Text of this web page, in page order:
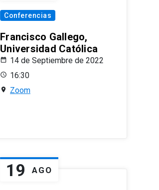
Conferencias
Francisco Gallego,
Universidad Católica
14 de Septiembre de 2022
16:30
Zoom
19 AGO